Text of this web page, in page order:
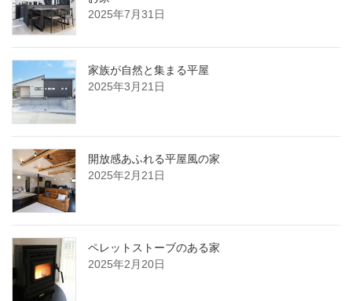
2025年7月31日
家族が自然と集まる平屋
2025年3月21日
開放感あふれる平屋風の家
2025年2月21日
ペレットストーブのある家
2025年2月20日